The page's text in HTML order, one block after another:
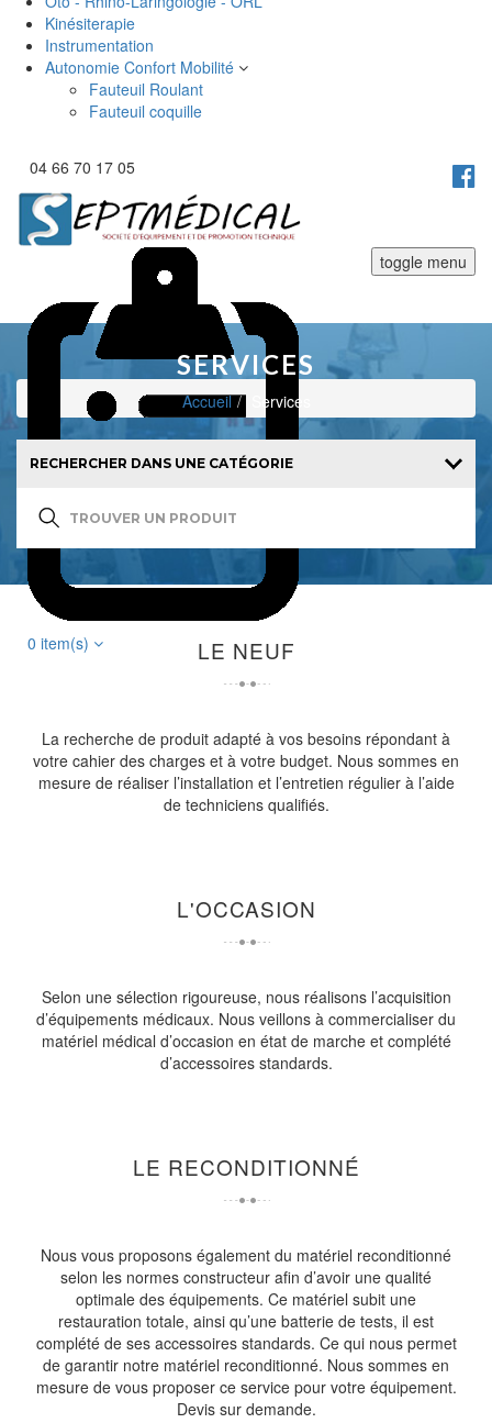
Kinésiterapie
Instrumentation
Autonomie Confort Mobilité
Fauteuil Roulant
Fauteuil coquille
04 66 70 17 05
toggle menu
0 item(s)
SERVICES
Accueil Services
LE NEUF
La recherche de produit adapté à vos besoins répondant à
votre cahier des charges et à votre budget. Nous sommes en
mesure de réaliser l’installation et l’entretien régulier à l’aide
de techniciens qualifiés.
L'OCCASION
Selon une sélection rigoureuse, nous réalisons l’acquisition
d’équipements médicaux. Nous veillons à commercialiser du
matériel médical d’occasion en état de marche et complété
d’accessoires standards.
LE RECONDITIONNÉ
Nous vous proposons également du matériel reconditionné
selon les normes constructeur afin d’avoir une qualité
optimale des équipements. Ce matériel subit une
restauration totale, ainsi qu’une batterie de tests, il est
complété de ses accessoires standards. Ce qui nous permet
de garantir notre matériel reconditionné. Nous sommes en
mesure de vous proposer ce service pour votre équipement.
Devis sur demande.